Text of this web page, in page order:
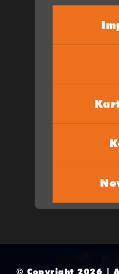
© Copyright 2026 |